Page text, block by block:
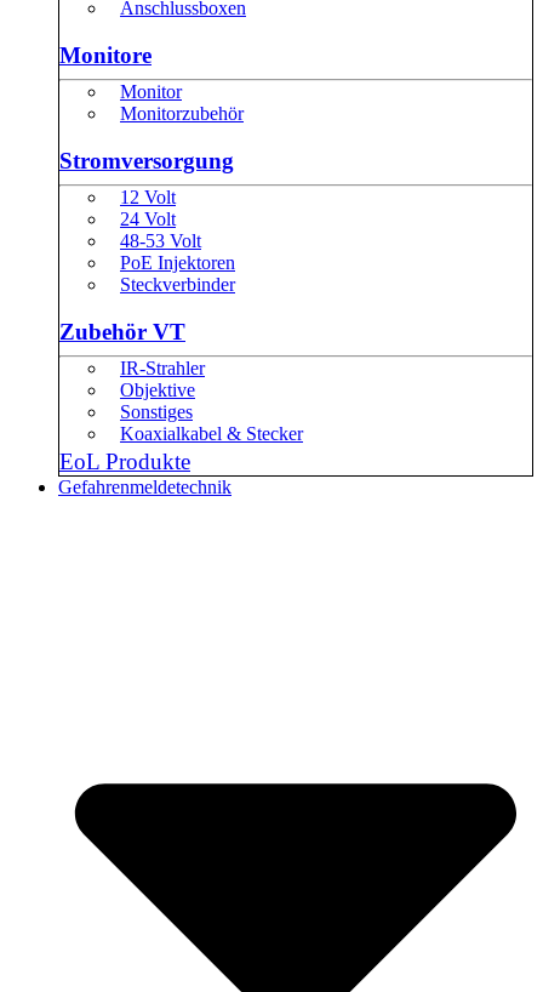
Anschlussboxen
Monitore
Monitor
Monitorzubehör
Stromversorgung
12 Volt
24 Volt
48-53 Volt
PoE Injektoren
Steckverbinder
Zubehör VT
IR-Strahler
Objektive
Sonstiges
Koaxialkabel & Stecker
EoL Produkte
Gefahrenmeldetechnik